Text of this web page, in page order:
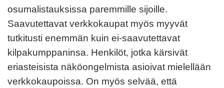
osumalistauksissa paremmille sijoille.
Saavutettavat verkkokaupat myös myyvät
tutkitusti enemmän kuin ei-saavutettavat
kilpakumppaninsa. Henkilöt, jotka kärsivät
eriasteisista näköongelmista asioivat mielellään
verkkokaupoissa. On myös selvää, että